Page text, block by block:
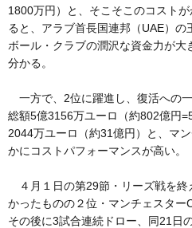
1800万円）と、そこそこのコスト
ると、アラブ首長国連邦（UAE）の
ボール・クラブの潤沢な資金力が
分かる。
一方で、2位に躍進し、復活への
総額5億3156万ユーロ（約802億円
2044万ユーロ（約31億円）と、マ
かにコストパフォーマンスが高い。
４月１日の第29節・リーズ戦を終
かったものの２位・マンチェスター
その後に3試合連続ドロー、同21日